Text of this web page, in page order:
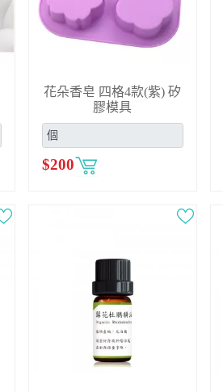
花朵香皂 四格4款(紫) 矽
膠模具
$200